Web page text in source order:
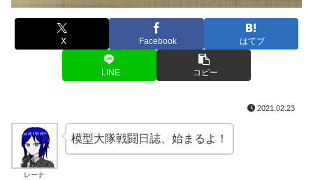
X Facebook はてブ
LINE コピー
2021.02.23
レーナ
模型大隊戦闘日誌、始まるよ！